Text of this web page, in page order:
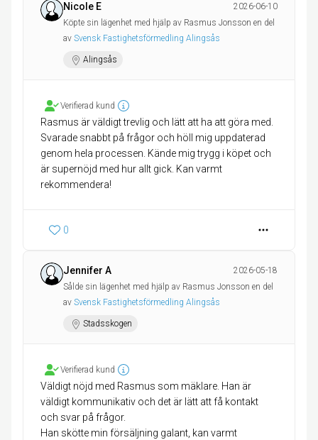
Nicole E
2026-06-10
Köpte sin lägenhet med hjälp av Rasmus Jonsson en del
av Svensk Fastighetsförmedling Alingsås
Alingsås
Verifierad kund
Rasmus är väldigt trevlig och lätt att ha att göra med.
Svarade snabbt på frågor och höll mig uppdaterad
genom hela processen. Kände mig trygg i köpet och
är supernöjd med hur allt gick. Kan varmt
rekommendera!
0
Jennifer A
2026-05-18
Sålde sin lägenhet med hjälp av Rasmus Jonsson en del
av Svensk Fastighetsförmedling Alingsås
Stadsskogen
Verifierad kund
Väldigt nöjd med Rasmus som mäklare. Han är
väldigt kommunikativ och det är lätt att få kontakt
och svar på frågor.
Han skötte min försäljning galant, kan varmt